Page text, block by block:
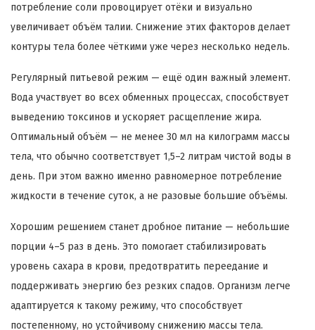
потребление соли провоцирует отёки и визуально
увеличивает объём талии. Снижение этих факторов делает
контуры тела более чёткими уже через несколько недель.
Регулярный питьевой режим — ещё один важный элемент.
Вода участвует во всех обменных процессах, способствует
выведению токсинов и ускоряет расщепление жира.
Оптимальный объём — не менее 30 мл на килограмм массы
тела, что обычно соответствует 1,5–2 литрам чистой воды в
день. При этом важно именно равномерное потребление
жидкости в течение суток, а не разовые большие объёмы.
Хорошим решением станет дробное питание — небольшие
порции 4–5 раз в день. Это помогает стабилизировать
уровень сахара в крови, предотвратить переедание и
поддерживать энергию без резких спадов. Организм легче
адаптируется к такому режиму, что способствует
постепенному, но устойчивому снижению массы тела.